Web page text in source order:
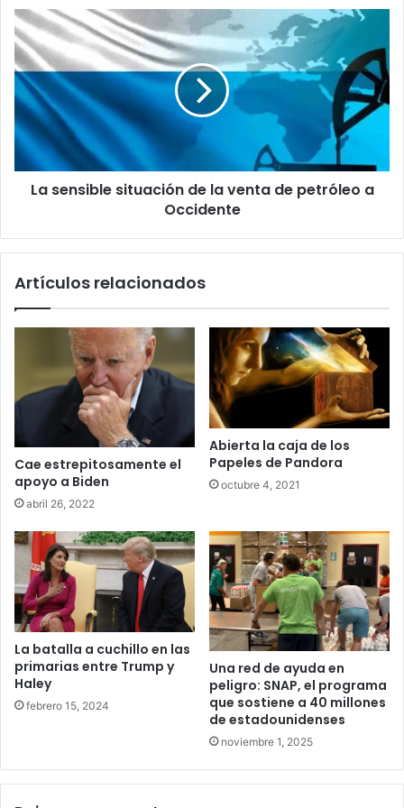
La
sensible
situación
de
la
venta
de
petróleo
a
Occidente
La sensible situación de la venta de petróleo a
Occidente
Artículos relacionados
Cae estrepitosamente el
apoyo a Biden
abril 26, 2022
Abierta la caja de los
Papeles de Pandora
octubre 4, 2021
La batalla a cuchillo en las
primarias entre Trump y
Haley
febrero 15, 2024
Una red de ayuda en
peligro: SNAP, el programa
que sostiene a 40 millones
de estadounidenses
noviembre 1, 2025